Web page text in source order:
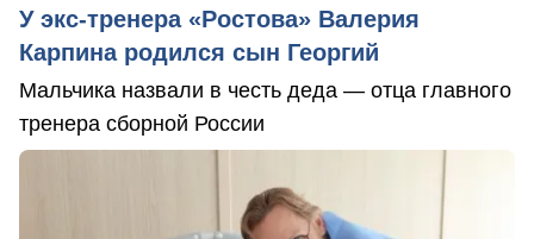
У экс-тренера «Ростова» Валерия
Карпина родился сын Георгий
Мальчика назвали в честь деда — отца главного
тренера сборной России